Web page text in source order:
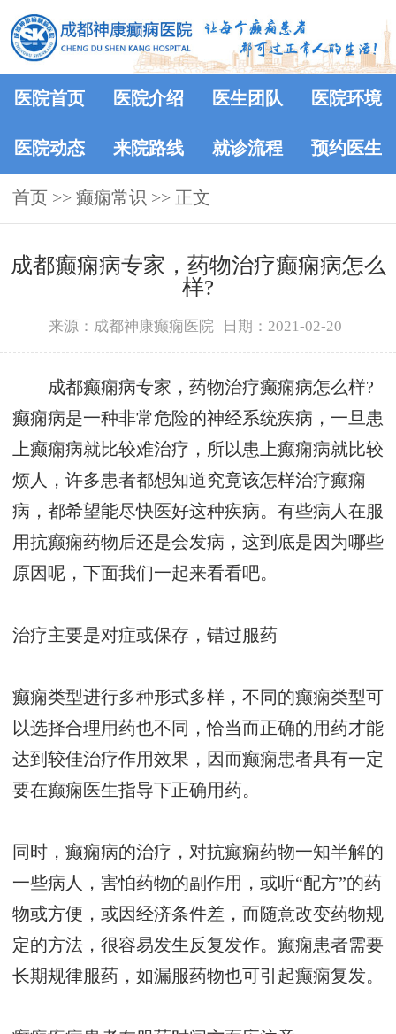
医院首页 医院介绍 医生团队 医院环境
医院动态 来院路线 就诊流程 预约医生
首页 >> 癫痫常识 >> 正文
成都癫痫病专家，药物治疗癫痫病怎么
样?
来源：成都神康癫痫医院 日期：2021-02-20
成都癫痫病专家，药物治疗癫痫病怎么样?
癫痫病是一种非常危险的神经系统疾病，一旦患
上癫痫病就比较难治疗，所以患上癫痫病就比较
烦人，许多患者都想知道究竟该怎样治疗癫痫
病，都希望能尽快医好这种疾病。有些病人在服
用抗癫痫药物后还是会发病，这到底是因为哪些
原因呢，下面我们一起来看看吧。
治疗主要是对症或保存，错过服药
癫痫类型进行多种形式多样，不同的癫痫类型可
以选择合理用药也不同，恰当而正确的用药才能
达到较佳治疗作用效果，因而癫痫患者具有一定
要在癫痫医生指导下正确用药。
同时，癫痫病的治疗，对抗癫痫药物一知半解的
一些病人，害怕药物的副作用，或听“配方”的药
物或方便，或因经济条件差，而随意改变药物规
定的方法，很容易发生反复发作。癫痫患者需要
长期规律服药，如漏服药物也可引起癫痫复发。